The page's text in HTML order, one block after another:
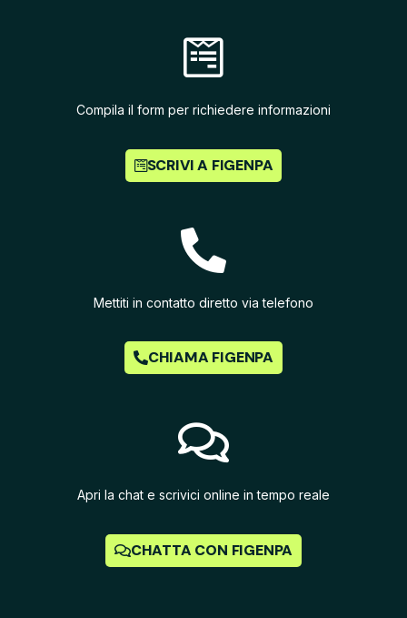
Compila il form per richiedere informazioni
SCRIVI A FIGENPA
Mettiti in contatto diretto via telefono
CHIAMA FIGENPA
Apri la chat e scrivici online in tempo reale
CHATTA CON FIGENPA